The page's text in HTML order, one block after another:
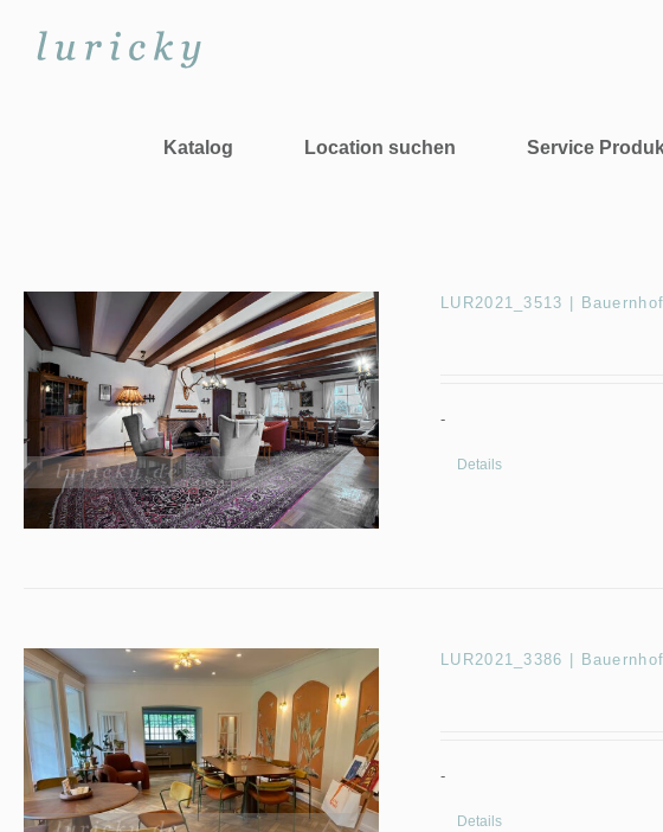
springen
Katalog Location suchen Service
LUR2021_3513 |
-
Details
LUR2021_3386 |
-
Details